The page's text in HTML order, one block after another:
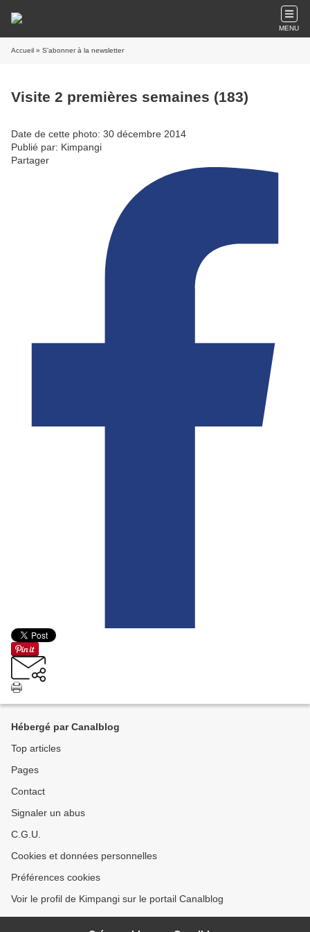
MENU
Accueil » S'abonner à la newsletter
Visite 2 premières semaines (183)
Date de cette photo: 30 décembre 2014
Publié par: Kimpangi
Partager
Hébergé par Canalblog
Top articles
Pages
Contact
Signaler un abus
C.G.U.
Cookies et données personnelles
Préférences cookies
Voir le profil de Kimpangi sur le portail Canalblog